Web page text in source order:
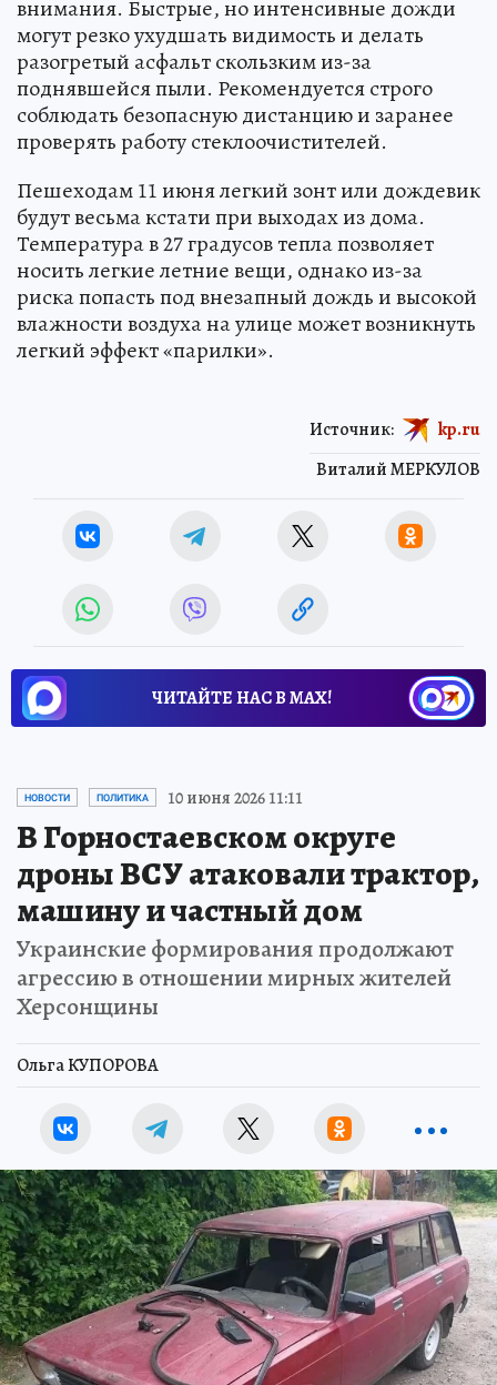
внимания. Быстрые, но интенсивные дожди
могут резко ухудшать видимость и делать
разогретый асфальт скользким из-за
поднявшейся пыли. Рекомендуется строго
соблюдать безопасную дистанцию и заранее
проверять работу стеклоочистителей.
Пешеходам 11 июня легкий зонт или дождевик
будут весьма кстати при выходах из дома.
Температура в 27 градусов тепла позволяет
носить легкие летние вещи, однако из-за
риска попасть под внезапный дождь и высокой
влажности воздуха на улице может возникнуть
легкий эффект «парилки».
Виталий МЕРКУЛОВ
Источник: kp.ru
ЧИТАЙТЕ НАС В МАХ!
НОВОСТИ ПОЛИТИКА 10 июня 2026 11:11
В Горностаевском округе
дроны ВСУ атаковали трактор,
машину и частный дом
Украинские формирования продолжают
агрессию в отношении мирных жителей
Херсонщины
Ольга КУПОРОВА